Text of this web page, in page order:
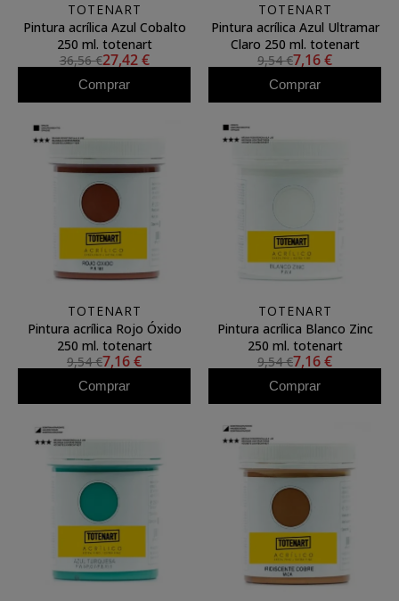
TOTENART
Pintura acrílica Azul Cobalto
250 ml. totenart
36,56 €27,42 €
Comprar
TOTENART
Pintura acrílica Azul Ultramar
Claro 250 ml. totenart
9,54 €7,16 €
Comprar
TOTENART
Pintura acrílica Rojo Óxido
250 ml. totenart
9,54 €7,16 €
Comprar
TOTENART
Pintura acrílica Blanco Zinc
250 ml. totenart
9,54 €7,16 €
Comprar